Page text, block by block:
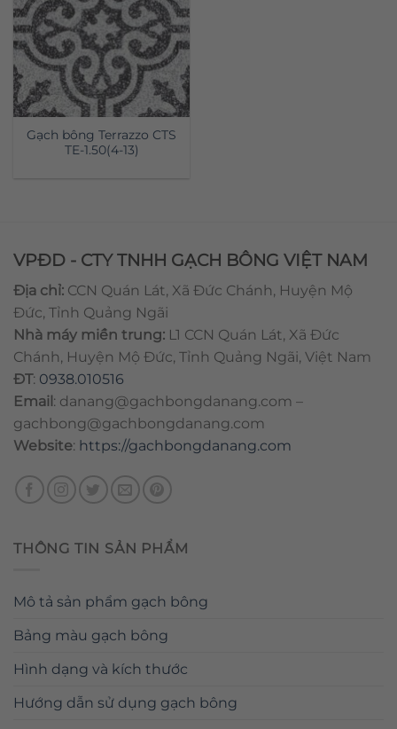
Gạch bông Terrazzo CTS
TE-1.50(4-13)
VPĐD - CTY TNHH GẠCH BÔNG VIỆT NAM
Địa chỉ: CCN Quán Lát, Xã Đức Chánh, Huyện Mộ
Đức, Tỉnh Quảng Ngãi
Nhà máy miền trung: L1 CCN Quán Lát, Xã Đức
Chánh, Huyện Mộ Đức, Tỉnh Quảng Ngãi, Việt Nam
ĐT: 0938.010516
Email: danang@gachbongdanang.com –
gachbong@gachbongdanang.com
Website: https://gachbongdanang.com
THÔNG TIN SẢN PHẨM
Mô tả sản phẩm gạch bông
Bảng màu gạch bông
Hình dạng và kích thước
Hướng dẫn sử dụng gạch bông